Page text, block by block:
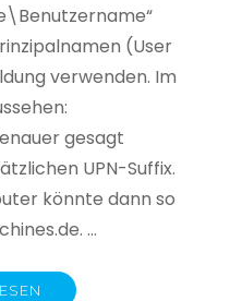
(User
verwenden. Im
gesagt
UPN-Suffix.
könnte dann so
…